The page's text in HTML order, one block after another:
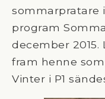
sommarpratare
program
december 2015.
fram henne
Vinter i P1